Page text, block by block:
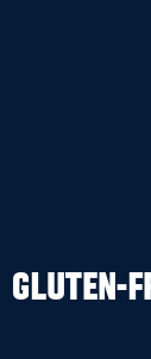
Gluten-